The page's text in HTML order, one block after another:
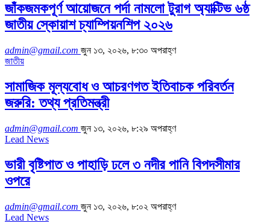
জাঁকজমকপূর্ণ আয়োজনে পর্দা নামলো টুরাগ অ্যাক্টিভ ৬ষ্ঠ
জাতীয় স্কোয়াশ চ্যাম্পিয়নশিপ ২০২৬
admin@gmail.com জুন ১৩, ২০২৬, ৮:৩০ অপরাহ্ণ
জাতীয়
সামাজিক মূল্যবোধ ও আচরণগত ইতিবাচক পরিবর্তন
জরুরি: তথ্য প্রতিমন্ত্রী
admin@gmail.com জুন ১৩, ২০২৬, ৮:২৯ অপরাহ্ণ
Lead News
ভারী বৃষ্টিপাত ও পাহাড়ি ঢলে ৩ নদীর পানি বিপদসীমার
ওপরে
admin@gmail.com জুন ১৩, ২০২৬, ৮:০২ অপরাহ্ণ
Lead News